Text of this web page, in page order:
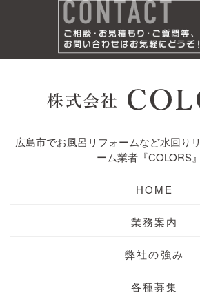
広島市でお風呂リフォームなど水回り
ーム業者『COLORS
HOME
業務案内
弊社の強み
各種募集